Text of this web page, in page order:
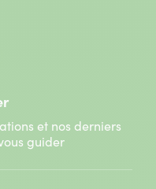
et nos derniers
guider